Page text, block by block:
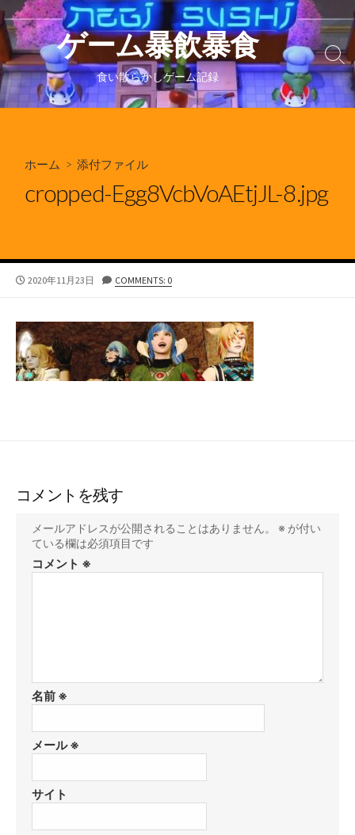
コ
ン
テ
ン
ツ
へ
ゲーム暴飲暴食
食い散らかしゲーム記録
検
索
り
ホーム > 添付ファイル
cropped-Egg8VcbVoAEtjJL-8.jpg
公
2020年11月23日 COMMENTS: 0
コメントを残す
メールアドレスが公開されることはありません。 ※ が付い
ている欄は必須項目です
コメント ※
名前 ※
メール※
サイト